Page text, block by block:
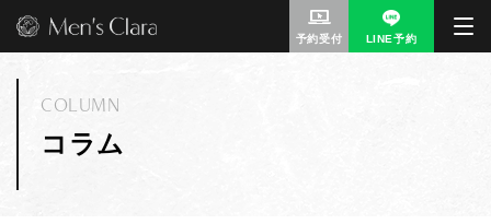
予約受付 LINE予約
コラム
COLUMN